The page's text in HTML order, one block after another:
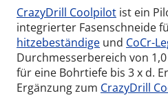
CrazyDrill Coolpilot ist ein
integrierter Fasenschneide
hitzebeständige und CoCr-
Durchmesserbereich von
für eine Bohrtiefe bis 3 x d.
Ergänzung zum CrazyDrill